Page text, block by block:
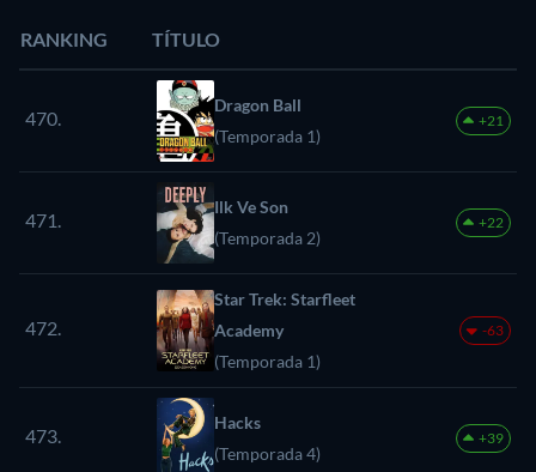
RANKING TÍTULO
470.
Dragon Ball
(Temporada 1)
+21
471.
Ilk Ve Son
(Temporada 2)
+22
472.
Star Trek: Starfleet
Academy
(Temporada 1)
-63
473.
Hacks
(Temporada 4)
+39